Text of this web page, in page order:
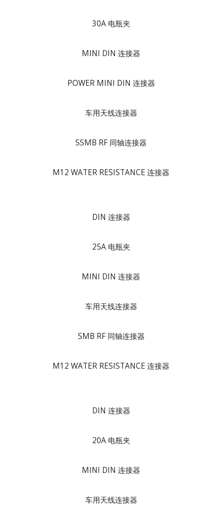
30A 电瓶夹
MINI DIN 连接器
POWER MINI DIN 连接器
车用天线连接器
SSMB RF 同轴连接器
M12 WATER RESISTANCE 连接器
DIN 连接器
25A 电瓶夹
MINI DIN 连接器
车用天线连接器
SMB RF 同轴连接器
M12 WATER RESISTANCE 连接器
DIN 连接器
20A 电瓶夹
MINI DIN 连接器
车用天线连接器